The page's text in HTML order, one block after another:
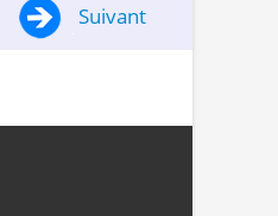
Suivant